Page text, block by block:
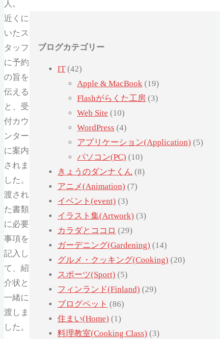
人。
近くに
いたス
タッフ
に予約
の旨を
伝える
と、受
付カウ
ンター
に案内
されま
した。
渡され
た書類
に必要
事項を
記入し
て、紹
介状と
一緒に
渡しま
した。
ブログカテゴリー
IT (42)
Apple & MacBook (19)
Flashがらくた工房 (3)
Web Site (10)
WordPress (4)
アプリケーション(Application) (5)
パソコン(PC) (10)
きょうのダンナくん (8)
アニメ(Animation) (7)
イベント(event) (3)
イラスト集(Artwork) (3)
カラダとココロ (29)
ガーデニング(Gardening) (14)
グルメ・クッキング(Cooking) (20)
スポーツ(Sport) (5)
フィンランド(Finland) (29)
ブログペット (86)
住まい(Home) (1)
料理教室(Cooking Class) (3)